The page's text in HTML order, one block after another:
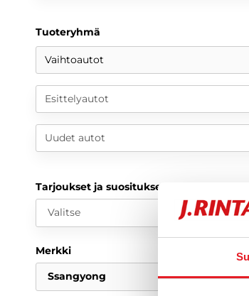
Tuoteryhmä
Vaihtoautot
Esittelyautot
Uudet autot
Tarjoukset ja suositukset
Valitse
Merkki
Ssangyong